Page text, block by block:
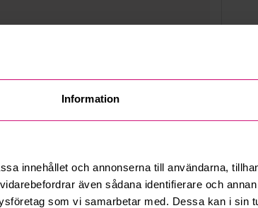
Information
innehållet och annonserna till användarna,
även sådana identifierare och
som vi samarbetar med. Dessa kan i sin